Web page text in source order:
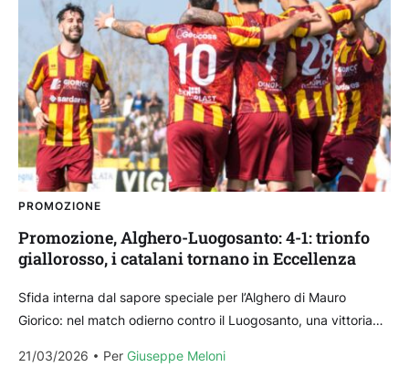
PROMOZIONE
Promozione, Alghero-Luogosanto: 4-1: trionfo
giallorosso, i catalani tornano in Eccellenza
Sfida interna dal sapore speciale per l’Alghero di Mauro
Giorico: nel match odierno contro il Luogosanto, una vittoria
21/03/2026
Per Giuseppe Meloni